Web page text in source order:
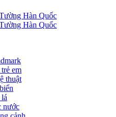
em
thuật
nước